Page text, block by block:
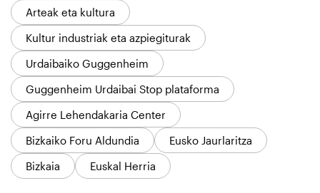
Arteak eta kultura
Kultur industriak eta azpiegiturak
Urdaibaiko Guggenheim
Guggenheim Urdaibai Stop plataforma
Agirre Lehendakaria Center
Bizkaiko Foru Aldundia
Eusko Jaurlaritza
Bizkaia
Euskal Herria